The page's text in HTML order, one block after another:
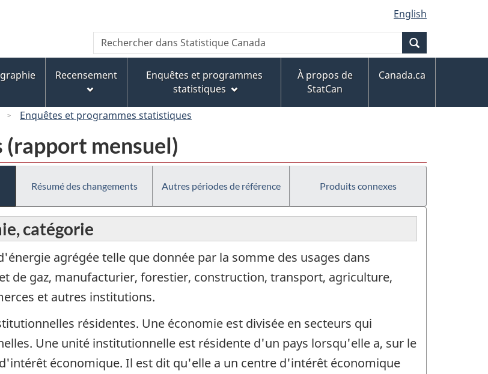
au
contenu
principal
« À
propos
de
ce
version
HTML
simplifiée
English
Recherche
Rechercher
dans
Canada
Recensement
Enquêtes et programmes
statistiques
À propos de
StatCan
Canada.ca
Enquêtes et programmes statistiques
mensuel)
Résumé des changements Autres périodes de référence Produits connexes
catégorie
agrégée telle que donnée par la somme des usages dans
de gaz, manufacturier, forestier, construction, transport, agriculture,
et autres institutions.
résidentes. Une économie est divisée en secteurs qui
Une unité institutionnelle est résidente d'un pays lorsqu'elle a, sur le
économique. Il est dit qu'elle a un centre d'intérêt économique